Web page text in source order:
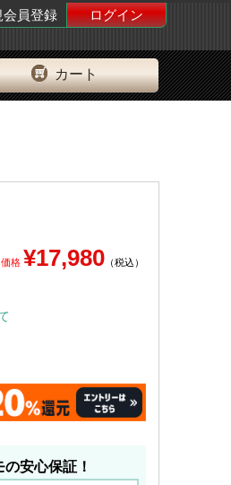
会員登録
ログイン
カート
格 ¥17,980 （税込）
の安心保証！